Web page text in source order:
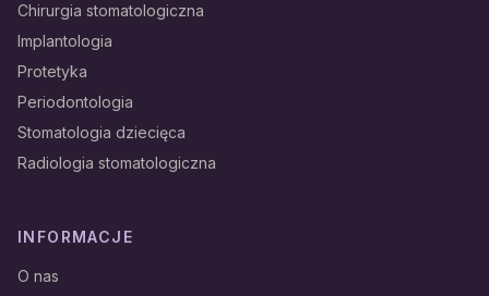
Chirurgia stomatologiczna
Implantologia
Protetyka
Periodontologia
Stomatologia dziecięca
Radiologia stomatologiczna
INFORMACJE
O nas